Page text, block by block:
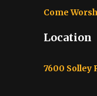
Come
Location
7600 Solley